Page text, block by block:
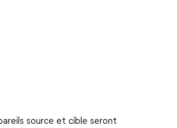
source et cible seront